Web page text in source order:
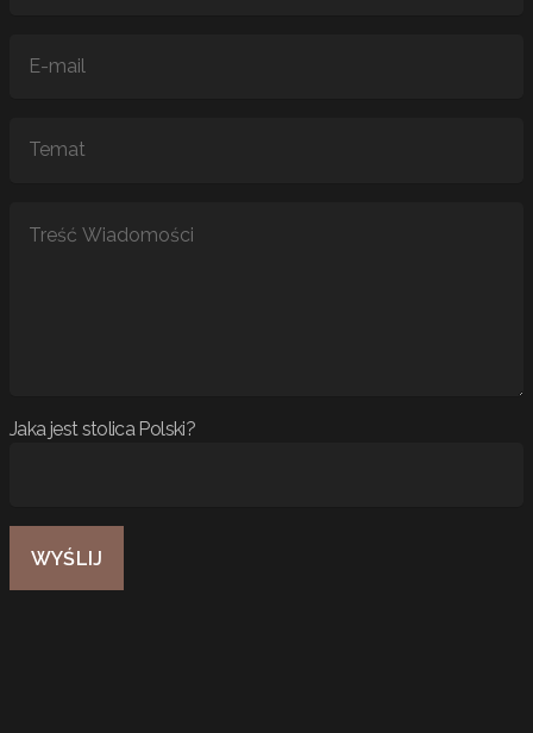
Jaka jest stolica Polski?